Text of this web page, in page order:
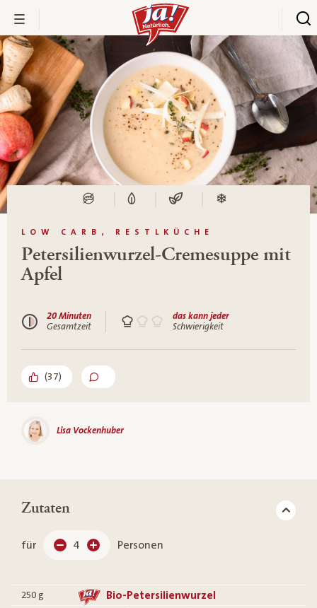
LOW CARB, RESTLKÜCHE
Petersilienwurzel-Cremesuppe mit
Apfel
20 Minuten
Gesamtzeit
das kann jeder
Schwierigkeit
(37)
Lisa Vockenhuber
Zutaten
für 4 Personen
250 g Bio-Petersilienwurzel